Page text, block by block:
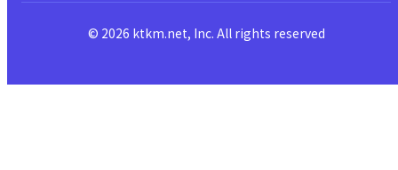
© 2026 ktkm.net, Inc. All rights reserved